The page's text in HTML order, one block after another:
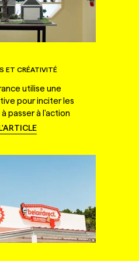
ET CRÉATIVITÉ
utilise une
pour inciter les
passer à l'action